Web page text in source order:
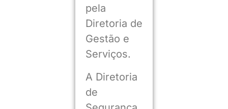
pela
Diretoria de
Gestão e
Serviços.
A Diretoria
de